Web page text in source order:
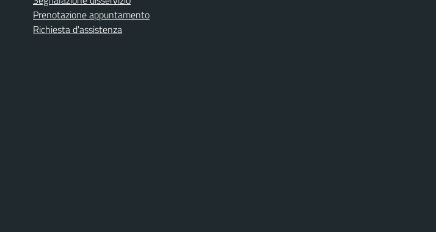
Prenotazione appuntamento
Richiesta d'assistenza